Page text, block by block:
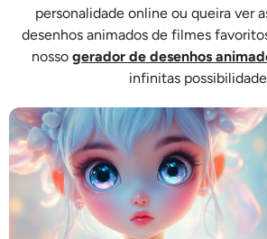
Ferramentas de vídeo
Efeitos de vídeo
Aprimorador de vídeo
Removedor de Marca-d'água de Vídeo
personalidade online ou queira ver
desenhos animados de filmes
nosso gerador de desenhos
infinitas